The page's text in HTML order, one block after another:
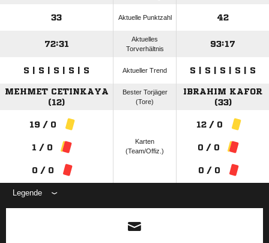
33 Aktuelle Punktzahl 42
72:31
Aktuelles
Torverhältnis
93:17
S | S | S | S | S Aktueller Trend S | S | S | S | S
MEHMET CETINKAYA
(12)
Bester Torjäger
(Tore)
IBRAHIM KAFOR
(33)
19 / 0
1 / 0
0 / 0
Karten
(Team/Offiz.)
12 / 0
0 / 0
0 / 0
Legende
ANZEIGE